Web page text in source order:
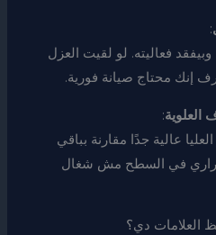
:
فعاليته. لو لقيت العزل
إنك محتاج صيانة فورية.
العلوية:
عالية جدًا مقارنة بباقي
في السطح مش شغال
العلامات دي؟